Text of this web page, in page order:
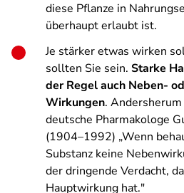
diese Pflanze in
überhaupt erlaubt ist.
Je stärker etwas wirken
sollten Sie sein. Starke
der Regel auch Neben-
Wirkungen.
deutsche Pharmakologe
(1904–1992) „Wenn
Substanz keine
der dringende Verdacht,
Hauptwirkung hat."